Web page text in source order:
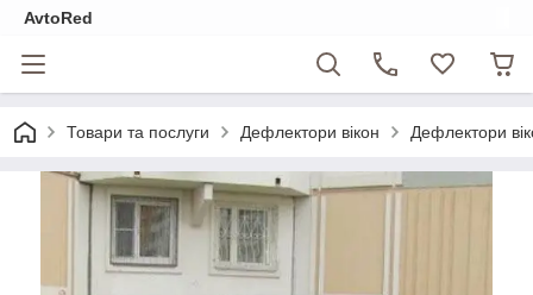
AvtoRed
Товари та послуги Дефлектори вікон Дефлектори